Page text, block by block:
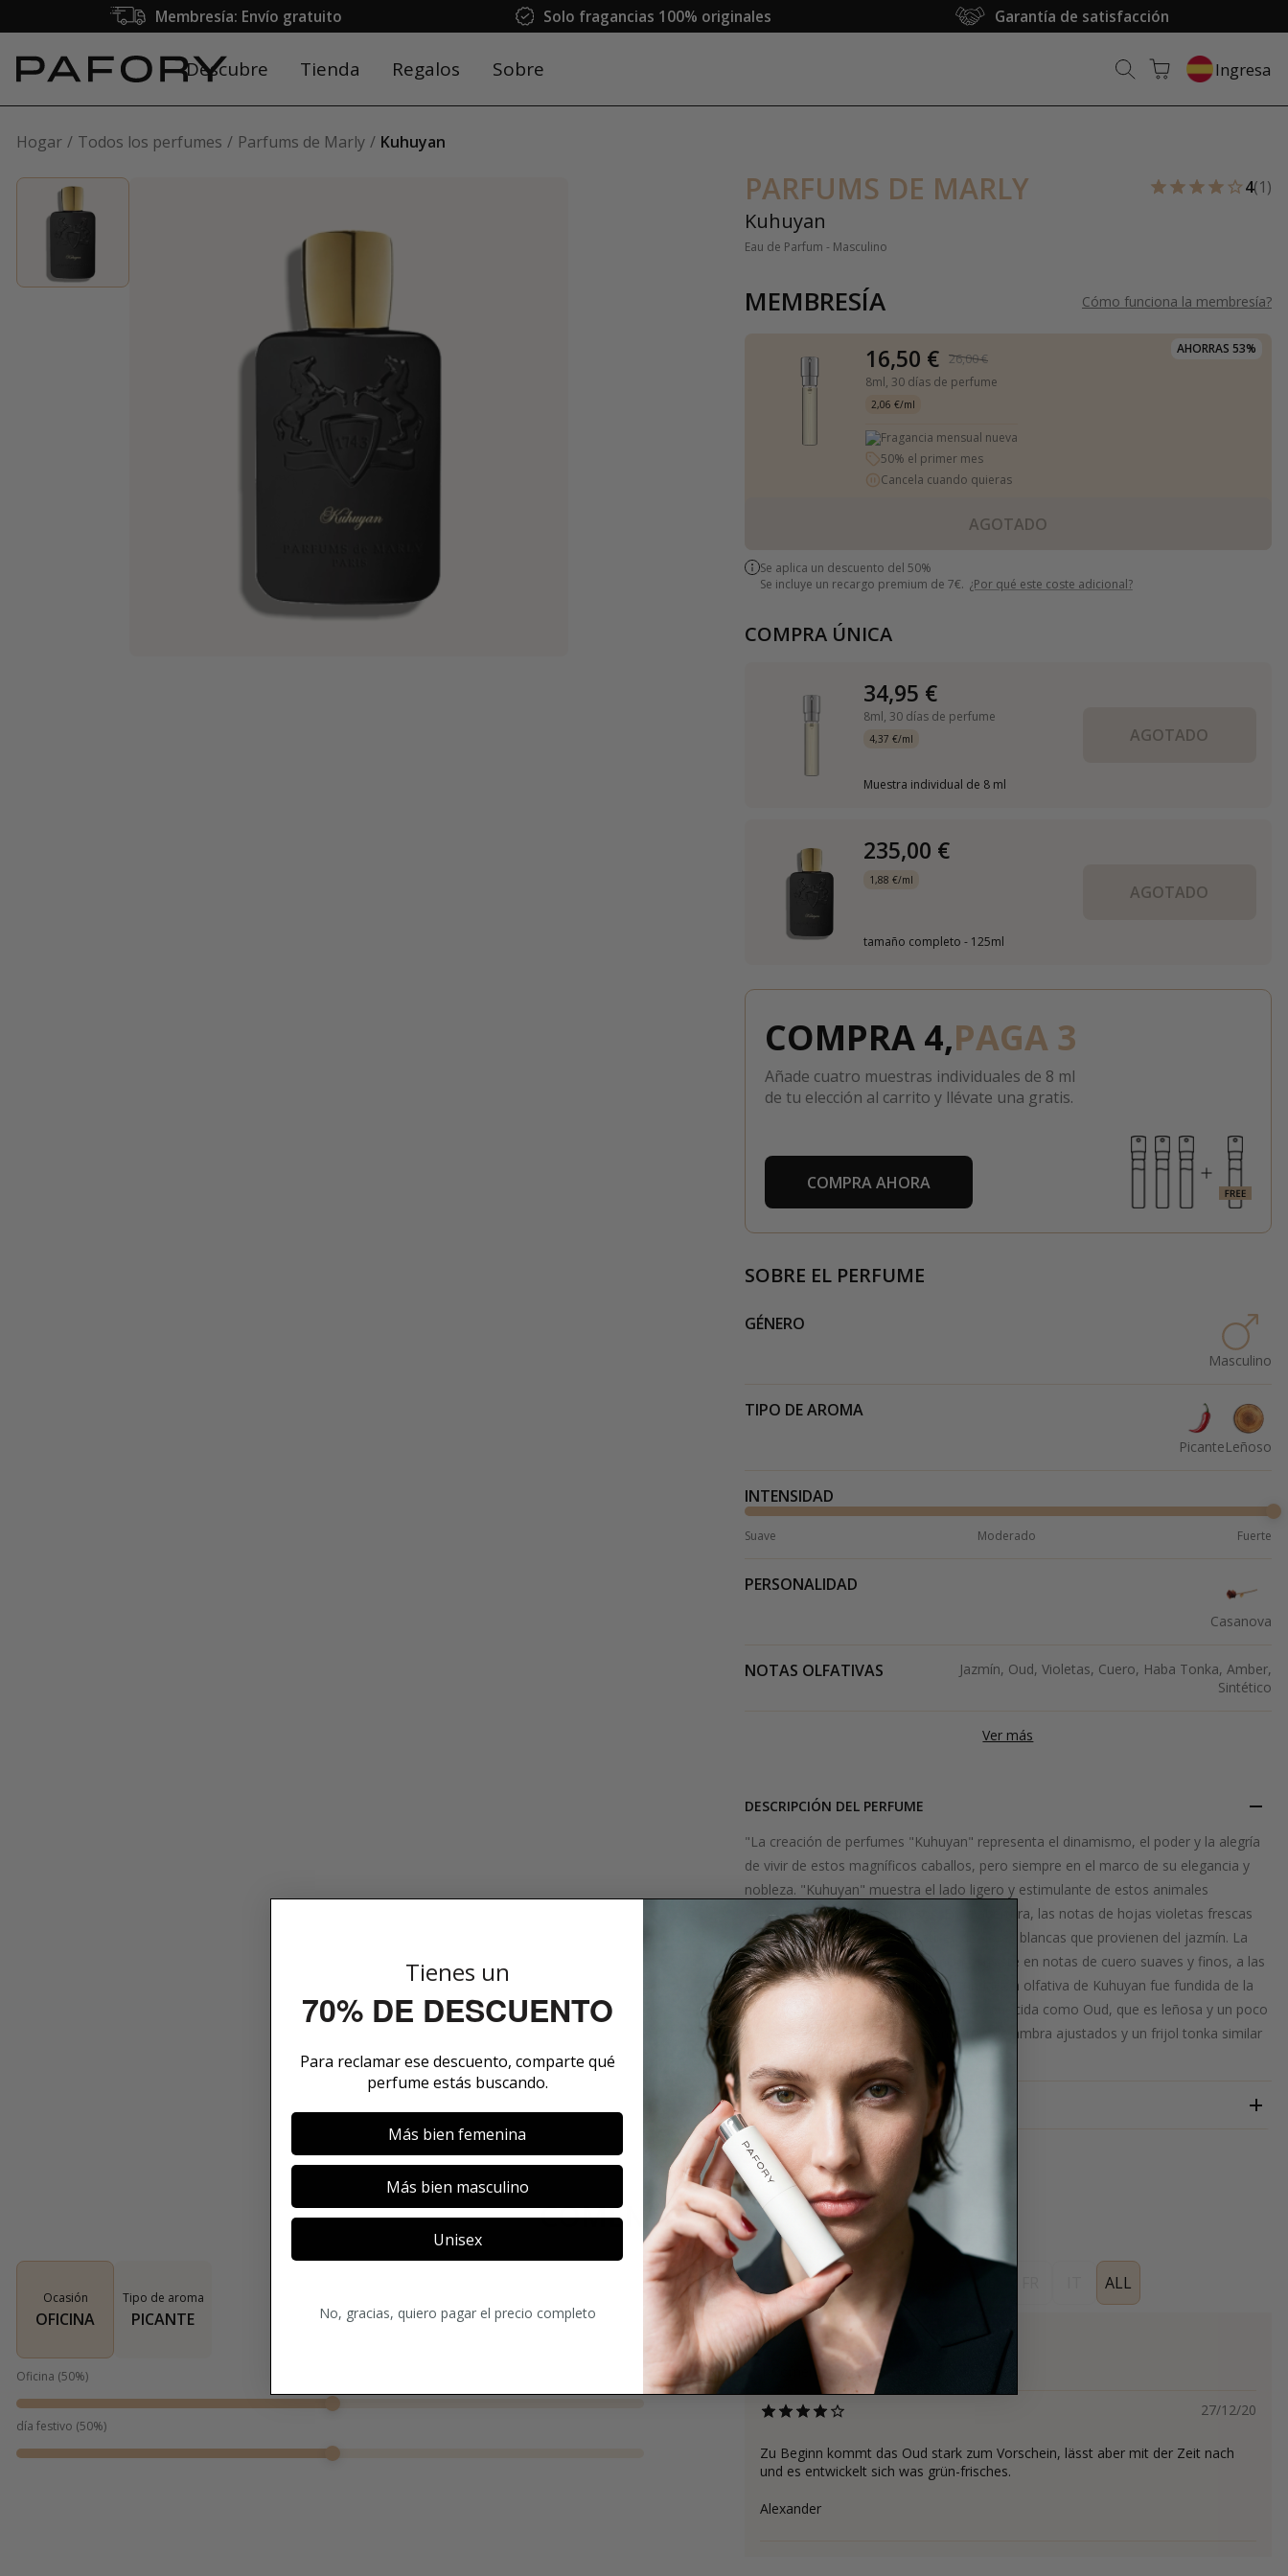
Membresía: Envío gratuito Solo fragancias 100% originales Garantía de satisfacción
Descubre Tienda Regalos Sobre Ingresa
Hogar Todos los perfumes Parfums de Marly Kuhuyan
PARFUMS DE MARLY
Kuhuyan
Eau de Parfum - Masculino
4(1)
MEMBRESÍA Cómo funciona la membresía?
AHORRAS 53%
16,50 €
26,00 €
8ml, 30 días de perfume
2,06 €/ml
Fragancia mensual nueva
50% el primer mes
Cancela cuando quieras
AGOTADO
Se aplica un descuento del 50%
Se incluye un recargo premium de 7€. ¿Por qué este coste adicional?
COMPRA ÚNICA
34,95 €
8ml, 30 días de perfume
4,37 €/ml
Muestra individual de 8 ml
AGOTADO
235,00 €
1,88 €/ml
tamaño completo - 125ml
AGOTADO
COMPRA 4,PAGA 3
Añade cuatro muestras individuales de 8 ml
de tu elección al carrito y llévate una gratis.
COMPRA AHORA
SOBRE EL PERFUME
GÉNERO
Masculino
TIPO DE AROMA
PicanteLeñoso
INTENSIDAD
Suave Moderado Fuerte
PERSONALIDAD
Casanova
NOTAS OLFATIVAS
Jazmín, Oud, Violetas, Cuero, Haba Tonka, Amber,
Sintético
Ver más
DESCRIPCIÓN DEL PERFUME
"La creación de perfumes "Kuhuyan" representa el dinamismo, el poder y la alegría
de vivir de estos magníficos caballos, pero siempre en el marco de su elegancia y
nobleza. "Kuhuyan" muestra el lado ligero y estimulante de estos animales
extremadamente majestuosos. En la abertura, las notas de hojas violetas frescas
son humeantes junto con matices de flores blancas que provienen del jazmín. La
pieza central del curso de fragancia consiste en notas de cuero suaves y finos, a las
que se añade heliotropo dulce. La fundación olfativa de Kuhuyan fue fundida de la
legendaria madera de águila, también conocida como Oud, que es leñosa y un poco
afilada. A esto, sin embargo, son tonos de ambra ajustados y un frijol tonka similar
a caramelo."
SOBRE LA MARCA PARFUMS DE MARLY
COMENTARIOS
Ocasión
OFICINA
Tipo de aroma
PICANTE
Oficina (50%)
día festivo (50%)
ES ALL
Comentarios
27/12/20
Zu Beginn kommt das Oud stark zum Vorschein, lässt aber mit der Zeit nach
und es entwickelt sich was grün-frisches.
Alexander
Tienes un
70% DE DESCUENTO
Para reclamar ese descuento, comparte qué
perfume estás buscando.
Más bien femenina
Más bien masculino
Unisex
No, gracias, quiero pagar el precio completo